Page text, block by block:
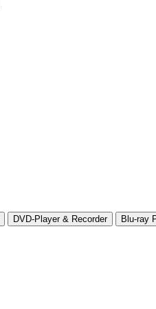
DVD-Player & Recorder Blu-ray